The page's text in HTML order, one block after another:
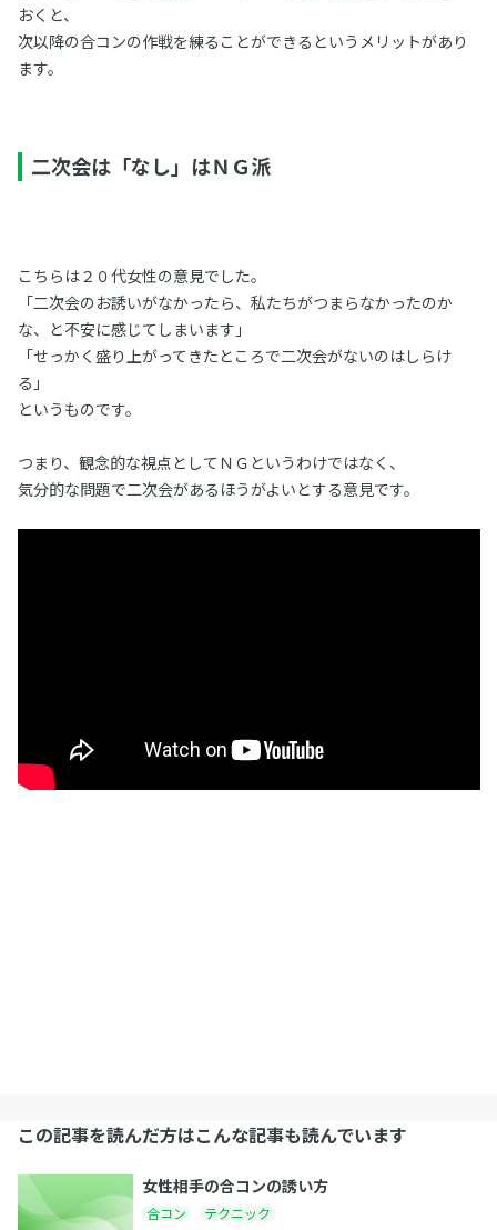
おくと、
次以降の合コンの作戦を練ることができるというメリットがあり
ます。
二次会は「なし」はＮＧ派
こちらは２０代女性の意見でした。
「二次会のお誘いがなかったら、私たちがつまらなかったのか
な、と不安に感じてしまいます」
「せっかく盛り上がってきたところで二次会がないのはしらけ
る」
というものです。
つまり、観念的な視点としてＮＧというわけではなく、
気分的な問題で二次会があるほうがよいとする意見です。
この記事を読んだ方はこんな記事も読んでいます
女性相手の合コンの誘い方
合コン テクニック